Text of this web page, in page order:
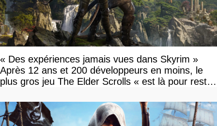
« Des expériences jamais vues dans Skyrim »
Après 12 ans et 200 développeurs en moins, le
plus gros jeu The Elder Scrolls « est là pour rester